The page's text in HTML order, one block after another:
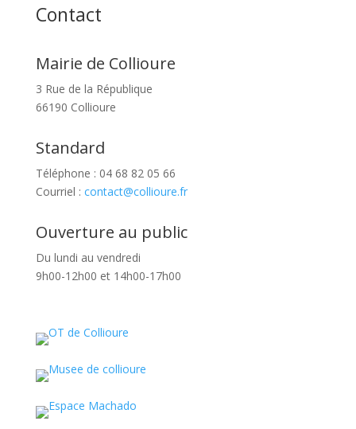
Contact
Mairie de Collioure
3 Rue de la République
66190 Collioure
Standard
Téléphone : 04 68 82 05 66
Courriel : contact@collioure.fr
Ouverture au public
Du lundi au vendredi
9h00-12h00 et 14h00-17h00